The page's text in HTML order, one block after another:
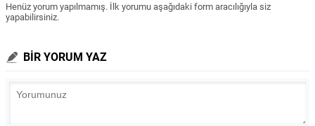
Henüz yorum yapılmamış. İlk yorumu aşağıdaki form aracılığıyla siz
yapabilirsiniz.
BİR YORUM YAZ